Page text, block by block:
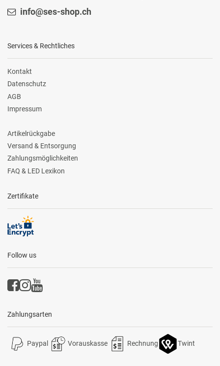
info@ses-shop.ch
Services & Rechtliches
Kontakt
Datenschutz
AGB
Impressum
Artikelrückgabe
Versand & Entsorgung
Zahlungsmöglichkeiten
FAQ & LED Lexikon
Zertifikate
Follow us
Zahlungsarten
Paypal Vorauskasse Rechnung Twint